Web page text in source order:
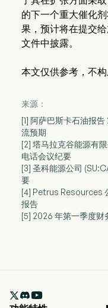
的下一个重大催化
果，预计将在提交
文件中披露。
本文仅供参考，不构
来源：
[1] 阿萨巴斯卡石油报
流预期
[2] 塔马拉克谷能源有
电话会议纪要
[3] 圣科能源公司
要
[4] Petrus Resources
报告
[5] 2026 年第一季度财
